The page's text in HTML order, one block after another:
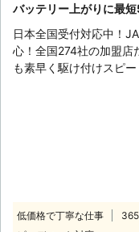
バッテリー上がりに最
日本全国受付対応中！
心！全国274社の加盟店
も素早く駆け付けスピー
低価格で丁寧な仕事